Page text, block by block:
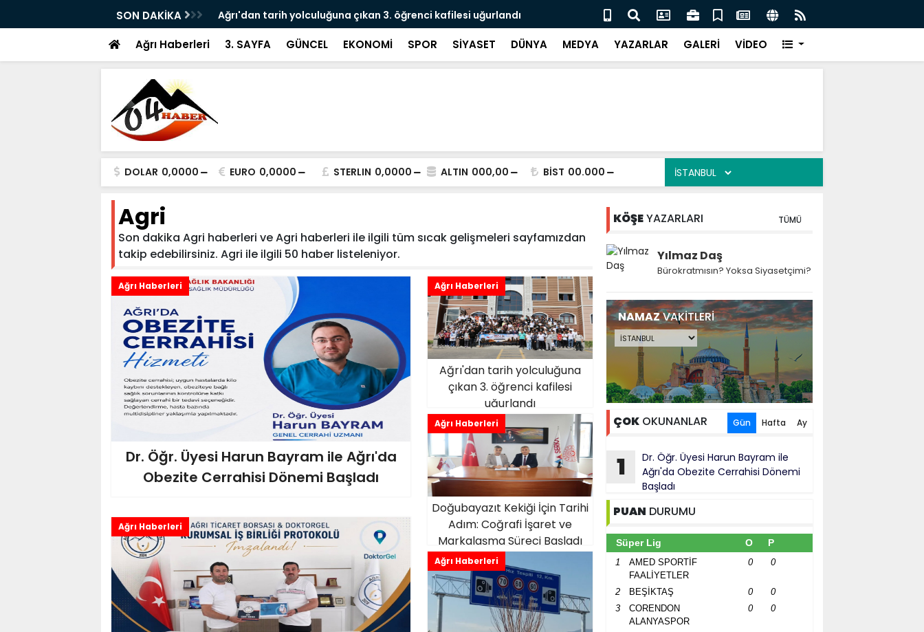
SON DAKİKA
ile Ağrı'da Obezite Cerrahisi Dönemi Ağrı'dan tarih yolculuğuna çıkan 3. öğrenci kafilesi uğurlandı
Doğubayazıt Kekiği İçin Tarihi Adım: Coğrafi İşaret ve Markalaşma
Süreci Başladı
Ağrı Haberleri 3. SAYFA GÜNCEL EKONOMİ SPOR SİYASET DÜNYA MEDYA YAZARLAR GALERİ VİDEO
DOLAR 0,0000 EURO 0,0000 STERLIN 0,0000 ALTIN 000,00 BİST 00.000
Agri
Son dakika Agri haberleri ve Agri haberleri ile ilgili tüm sıcak gelişmeleri sayfamızdan
takip edebilirsiniz. Agri ile ilgili 50 haber listeleniyor.
Ağrı Haberleri
Dr. Öğr. Üyesi Harun Bayram ile Ağrı'da
Obezite Cerrahisi Dönemi Başladı
Ağrı Haberleri
Ağrı'dan tarih yolculuğuna
çıkan 3. öğrenci kafilesi
uğurlandı
Ağrı Haberleri
Doğubayazıt Kekiği İçin Tarihi
Adım: Coğrafi İşaret ve
Markalaşma Süreci Başladı
Ağrı Haberleri
Ağrı Haberleri
KÖŞEYAZARLARI TÜMÜ
Yılmaz Daş
Bürokratmısın? Yoksa Siyasetçimi?
NAMAZVAKİTLERİ
ÇOK OKUNANLAR Gün Hafta Ay
1
Dr. Öğr. Üyesi Harun Bayram ile
Ağrı'da Obezite Cerrahisi Dönemi
Başladı
PUAN DURUMU
Süper Lig O P
1
AMED SPORTİF
FAALİYETLER
0 0
2 BEŞİKTAŞ 0
0
3
CORENDON
ALANYASPOR
0 0